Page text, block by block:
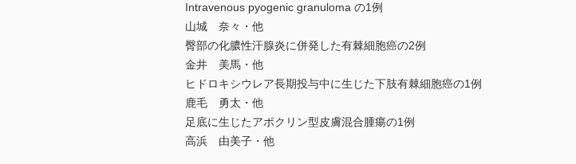
Intravenous pyogenic granuloma の1例
山城 奈々・他
臀部の化膿性汗腺炎に併発した有棘細胞癌の2例
金井 美馬・他
ヒドロキシウレア長期投与中に生じた下肢有棘細胞癌の1例
鹿毛 勇太・他
足底に生じたアポクリン型皮膚混合腫瘍の1例
高浜 由美子・他